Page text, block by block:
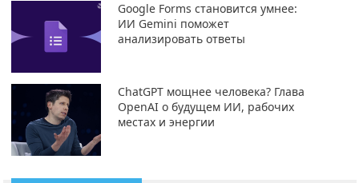
Google Forms становится умнее:
ИИ Gemini поможет
анализировать ответы
ChatGPT мощнее человека? Глава
OpenAI о будущем ИИ, рабочих
местах и энергии